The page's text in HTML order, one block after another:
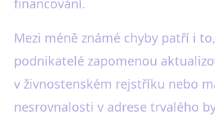
Mezi méně známé chyby patří i
podnikatelé zapomenou
v živnostenském rejstříku nebo
nesrovnalosti v adrese trvalého